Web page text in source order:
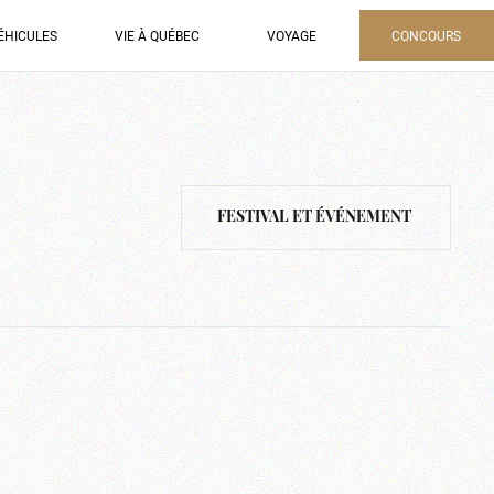
VIE À QUÉBEC VOYAGE CONCOURS
FESTIVAL ET ÉVÉNEMENT